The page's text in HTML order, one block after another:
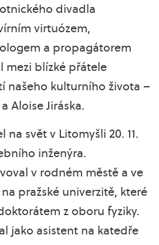
divadla
virtuózem,
a propagátorem
mezi blízké přátele
našeho kulturního života –
Aloise Jiráska.
na svět v Litomyšli 20. 11.
inženýra.
v rodném městě a ve
pražské univerzitě, které
z oboru fyziky.
jako asistent na katedře